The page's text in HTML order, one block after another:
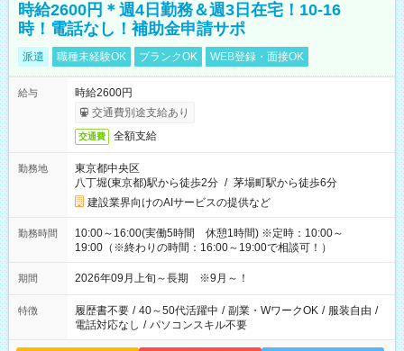
時給2600円＊週4日勤務＆週3日在宅！10-16
時！電話なし！補助金申請サポ
派遣 職種未経験OK ブランクOK WEB登録・面接OK
給与
時給2600円
交通費別途支給あり
交通費 全額支給
勤務地
東京都中央区
八丁堀(東京都)駅から徒歩2分 / 茅場町駅から徒歩6分
建設業界向けのAIサービスの提供など
勤務時間
10:00～16:00(実働5時間 休憩1時間) ※定時：10:00～
19:00（※終わりの時間：16:00～19:00で相談可！）
期間 2026年09月上旬～長期 ※9月～！
特徴 履歴書不要 / 40～50代活躍中 / 副業・WワークOK / 服装自由 /
電話対応なし / パソコンスキル不要